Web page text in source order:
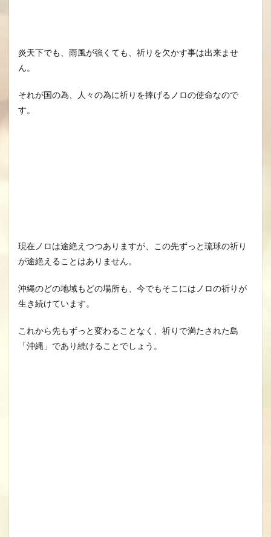
炎天下でも、雨風が強くても、祈りを欠かす事は出来ませ
ん。
それが国の為、人々の為に祈りを捧げるノロの使命なので
す。
現在ノロは途絶えつつありますが、この先ずっと琉球の祈り
が途絶えることはありません。
沖縄のどの地域もどの場所も、今でもそこにはノロの祈りが
生き続けています。
これから先もずっと変わることなく、祈りで満たされた島
「沖縄」であり続けることでしょう。